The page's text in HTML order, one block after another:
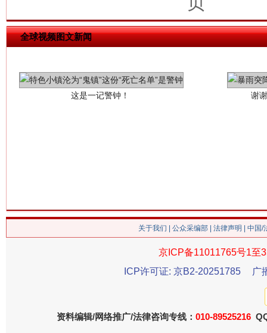
全球视频图文新闻这是一记警钟！ 谢
关于我们 公众采编部 法律声明 | 中国
京ICP备11011765号1至
ICP许可证: 京B2-20251785
广
资料编辑/网络推广/法律咨询专线： 010-89525216